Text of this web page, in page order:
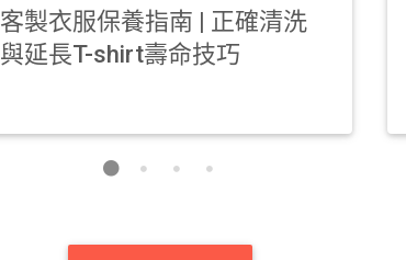
客製衣服保養指南 | 正確清洗
與延長T-shirt壽命技巧